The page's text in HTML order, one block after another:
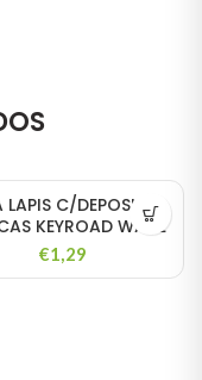
LAPIS C/DEPOSITO
KEYROAD WAVE
€1,29